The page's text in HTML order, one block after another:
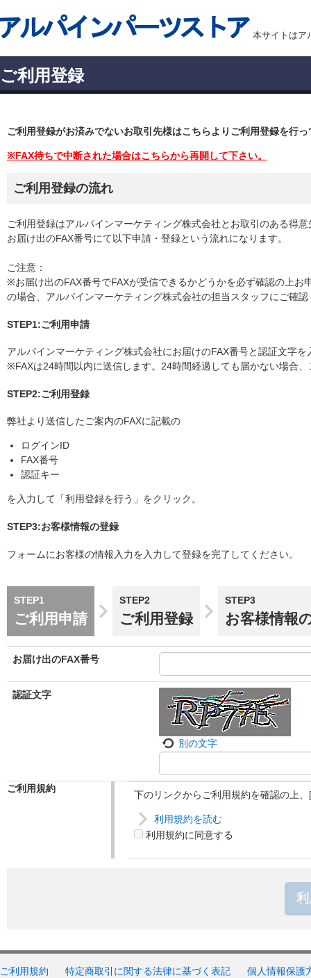
本サイトはア
ご利用登録
ご利用登録がお済みでないお取引先様はこちらよりご利用登録を行
※FAX待ちで中断された場合はこちらから再開して下さい。
ご利用登録の流れ
ご利用登録はアルパインマーケティング株式会社とお取引のある得
お届け出のFAX番号にて以下申請・登録という流れになります。
ご注意：
※お届け出のFAX番号でFAXが受信できるかどうかを必ず確認の上
の場合、アルパインマーケティング株式会社の担当スタッフにご確認
STEP1:ご利用申請
アルパインマーケティング株式会社にお届けのFAX番号と認証文字
※FAXは24時間以内に送信します。24時間経過しても届かない場合
STEP2:ご利用登録
弊社より送信したご案内のFAXに記載の
ログインID
FAX番号
認証キー
を入力して「利用登録を行う」をクリック。
STEP3:お客様情報の登録
フォームにお客様の情報入力を入力して登録を完了してください。
STEP1
ご利用申請
STEP2
ご利用登録
STEP3
お客様情報
お届け出のFAX番号
認証文字
別の文字
ご利用規約
下のリンクからご利用規約を確認の上
利用規約を読む
利用規約に同意する
ご利用規約 特定商取引に関する法律に基づく表記 個人情報保護